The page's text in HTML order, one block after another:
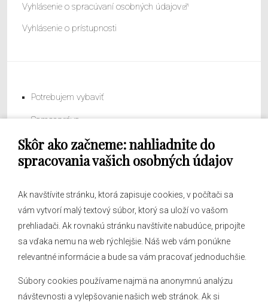
Skôr ako začneme: nahliadnite do
spracovania vašich osobných údajov
Ak navštívite stránku, ktorá zapisuje cookies, v počítači sa
vám vytvorí malý textový súbor, ktorý sa uloží vo vašom
prehliadači. Ak rovnakú stránku navštívite nabudúce, pripojíte
sa vďaka nemu na web rýchlejšie. Náš web vám ponúkne
relevantné informácie a bude sa vám pracovať jednoduchšie.
Súbory cookies používame najmä na anonymnú analýzu
návštevnosti a vylepšovanie našich web stránok. Ak si
Vyhlásenie o spracúvaní osobných údajov
Vyhlásenie o prístupnosti
Potrebujem vybaviť
Samospráva
Obecný úrad
O obci
Hlásenia obecného rozhlasu